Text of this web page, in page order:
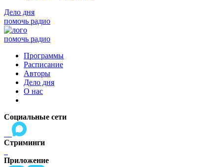
Дело дня
помочь радио
помочь радио
Программы
Расписание
Авторы
Дело дня
О нас
Социальные сети
Стриминги
Приложение